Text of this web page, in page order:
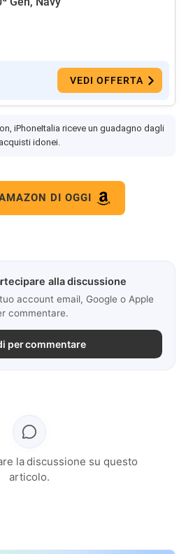
VEDI OFFERTA
iPhoneItalia riceve un guadagno dagli
acquisti idonei.
DI OGGI
alla discussione
account email, Google o Apple
commentare.
per commentare
la discussione su questo
articolo.